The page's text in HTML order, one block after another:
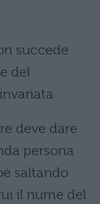
succede
del
deve dare
persona
saltando
il nume del